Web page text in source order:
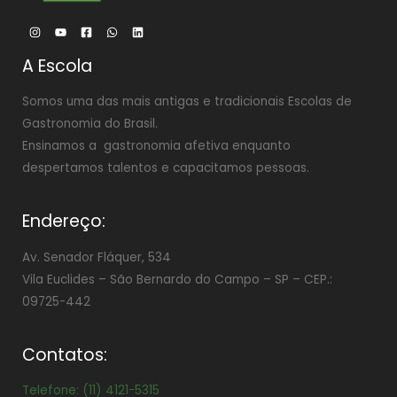
A Escola
Somos uma das mais antigas e tradicionais Escolas de
Gastronomia do Brasil.
Ensinamos a gastronomia afetiva enquanto
despertamos talentos e capacitamos pessoas.
Endereço:
Av. Senador Fláquer, 534
Vila Euclides – São Bernardo do Campo – SP – CEP.:
09725-442
Contatos:
Telefone: (11) 4121-5315